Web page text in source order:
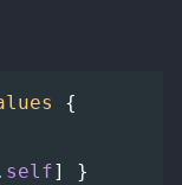
{
self]
}